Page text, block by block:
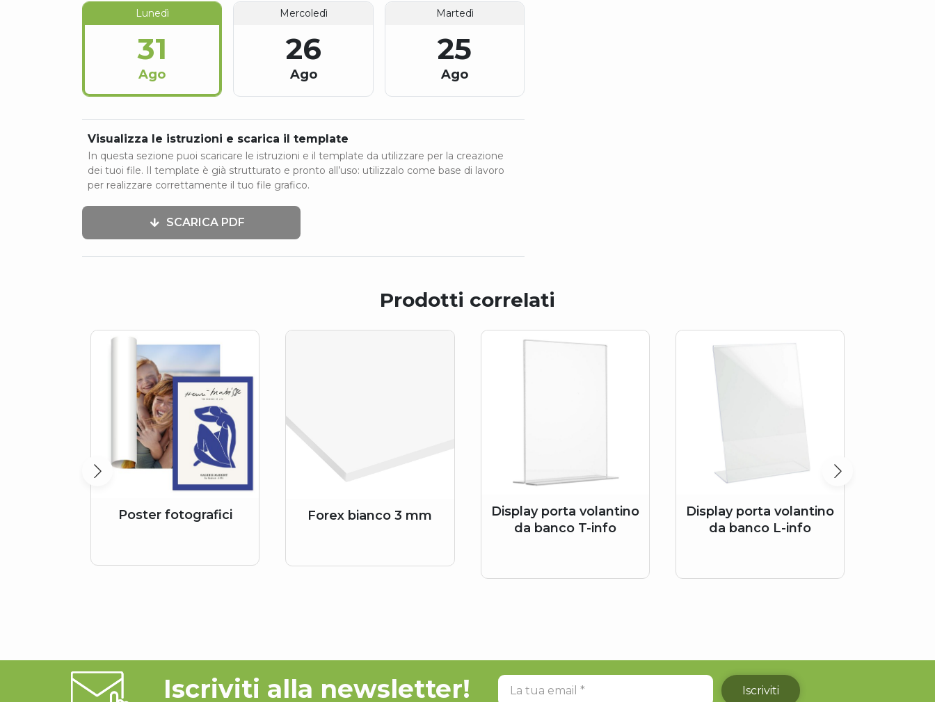
Lunedì
31
Ago
Mercoledì
26
Ago
Martedì
25
Ago
Visualizza le istruzioni e scarica il template
In questa sezione puoi scaricare le istruzioni e il template da utilizzare per la creazione
dei tuoi file. Il template è già strutturato e pronto all’uso: utilizzalo come base di lavoro
per realizzare correttamente il tuo file grafico.
SCARICA PDF
Prodotti correlati
Poster fotografici Forex bianco 3 mm
Display porta volantino
da banco T-info
Display porta volantino
da banco L-info
Iscriviti alla newsletter! La tua email Iscriviti